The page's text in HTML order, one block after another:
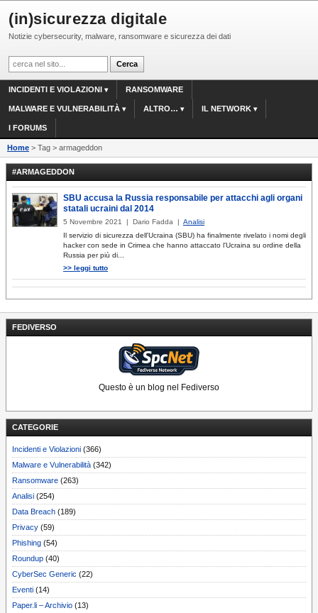
(in)sicurezza digitale
Notizie cybersecurity, malware, ransomware e sicurezza dei dati
INCIDENTI E VIOLAZIONI RANSOMWARE
MALWARE E VULNERABILITÀ ALTRO… IL NETWORK
I FORUMS
Home > Tag > armageddon
FEDIVERSO
Questo è un blog nel Fediverso
CATEGORIE
Incidenti e Violazioni (366)
Malware e Vulnerabilità (342)
Ransomware (263)
Analisi (254)
Data Breach (189)
Privacy (59)
Phishing (54)
Roundup (40)
CyberSec Generic (22)
Eventi (14)
Paper.li – Archivio (13)
#ARMAGEDDON
SBU accusa la Russia responsabile per attacchi agli organi
statali ucraini dal 2014
5 Novembre 2021 | Dario Fadda | Analisi
Il servizio di sicurezza dell'Ucraina (SBU) ha finalmente rivelato i nomi degli
hacker con sede in Crimea che hanno attaccato l'Ucraina su ordine della
Russia per più di...
>> leggi tutto